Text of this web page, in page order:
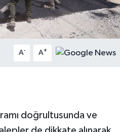
A- A+
doğrultusunda ve